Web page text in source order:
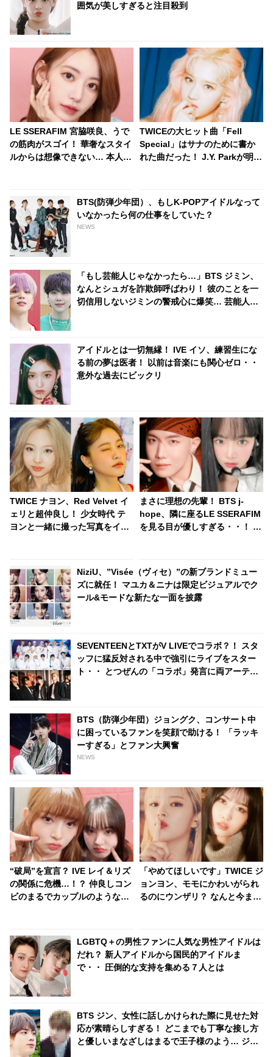
囲気が美しすぎると注目殺到
LE SSERAFIM 宮脇咲良、うで
の筋肉がスゴイ！ 華奢なスタイ
ルからは想像できない… 本人も
TWICEの大ヒット曲「Fell
Special」はサナのために書か
れた曲だった！ J.Y. Parkが明か
BTS(防弾少年団）、もしK-POPアイドルなって
いなかったら何の仕事をしていた？
NEWS
「もし芸能人じゃなかったら…」BTS ジミン、
なんとシュガを詐欺師呼ばわり！ 彼のことを一
切信用しないジミンの警戒心に爆笑… 芸能人に
アイドルとは一切無縁！ IVE イソ、練習生にな
る前の夢は医者！ 以前は音楽にも関心ゼロ・・
意外な過去にビックリ
TWICE ナヨン、Red Velvet イ
ェリと超仲良し！ 少女時代 テ
ヨンと一緒に撮った写真をイェ
まさに理想の先輩！ BTS j-
hope、隣に座るLE SSERAFIM
を見る目が優しすぎる・・！ に
行動に胸キュン
NiziU、”Visée（ヴィセ）”の新ブランドミュー
ズに就任！ マユカ＆ニナは限定ビジュアルでク
ール&モードな新たな一面を披露
SEVENTEENとTXTがV LIVEでコラボ？！ スタ
ッフに猛反対される中で強引にライブをスター
ト・・ とつぜんの「コラボ」発言に両アーティ
BTS（防弾少年団）ジョングク、コンサート中
に困っているファンを笑顔で助ける！ 「ラッキ
ーすぎる」とファン大興奮
NEWS
“破局”を宣言？ IVE レイ＆リズ
の関係に危機…！？ 仲良しコン
ビのまるでカップルのようなや
「やめてほしいです」TWICE ジ
ョンヨン、モモにかわいがられ
るのにウンザリ？ なんと今まで
LGBTQ＋の男性ファンに人気な男性アイドルは
だれ？ 新人アイドルから国民的アイドルま
で・・ 圧倒的な支持を集める７人とは
BTS ジン、女性に話しかけられた際に見せた対
応が素晴らしすぎる！ どこまでも丁寧な接し方
と優しいまなざしはまるで王子様のよう… ジン